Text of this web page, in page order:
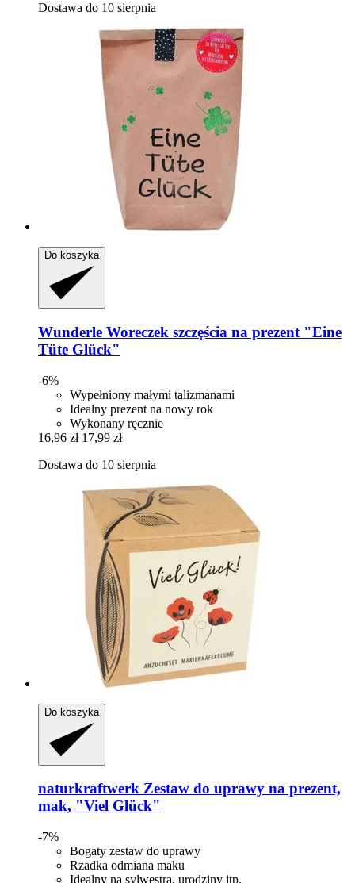
Dostawa do 10 sierpnia
Do koszyka
Wunderle Woreczek szczęścia na prezent "Eine
Tüte Glück"
-6%
Wypełniony małymi talizmanami
Idealny prezent na nowy rok
Wykonany ręcznie
16,96 zł 17,99 zł
Dostawa do 10 sierpnia
Do koszyka
naturkraftwerk Zestaw do uprawy na prezent,
mak, "Viel Glück"
-7%
Bogaty zestaw do uprawy
Rzadka odmiana maku
Idealny na sylwestra, urodziny itp.